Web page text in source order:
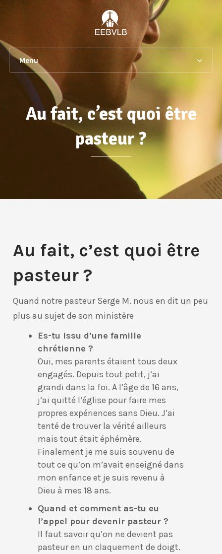
Menu
Au fait, c’est quoi être
pasteur ?
Au fait, c’est quoi être
pasteur ?
Quand notre pasteur Serge M. nous en dit un peu
plus au sujet de son ministère
Es-tu issu d’une famille
chrétienne ?
Oui, mes parents étaient tous deux
engagés. Depuis tout petit, j’ai
grandi dans la foi. A l’âge de 16 ans,
j’ai quitté l’église pour faire mes
propres expériences sans Dieu. J’ai
tenté de trouver la vérité ailleurs
mais tout était éphémère.
Finalement je me suis souvenu de
tout ce qu’on m’avait enseigné dans
mon enfance et je suis revenu à
Dieu à mes 18 ans.
Quand et comment as-tu eu
l’appel pour devenir pasteur ?
Il faut savoir qu’on ne devient pas
pasteur en un claquement de doigt.